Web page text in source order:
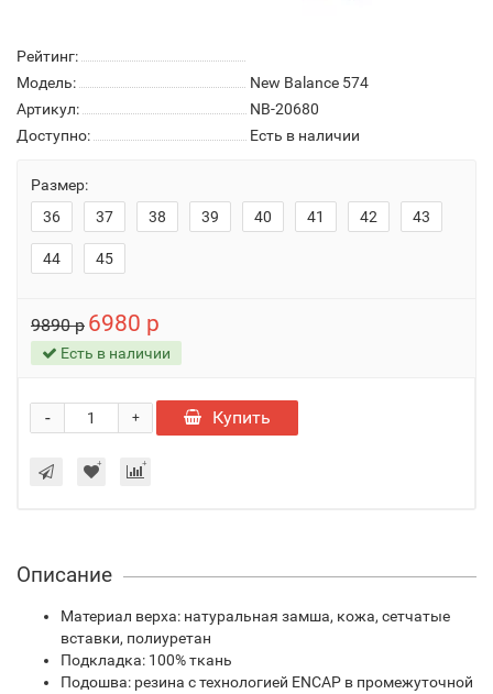
Рейтинг:
Модель:
New Balance 574
Артикул:
NB-20680
Доступно:
Есть в наличии
Размер:
36
37 38 39 40 41 42 43
44 45
9890 р 6980 р
Есть в наличии
+
- Купить
Описание
Материал верха: натуральная замша, кожа, сетчатые
вставки, полиуретан
Подкладка: 100% ткань
Подошва: резина с технологией ENCAP в промежуточной